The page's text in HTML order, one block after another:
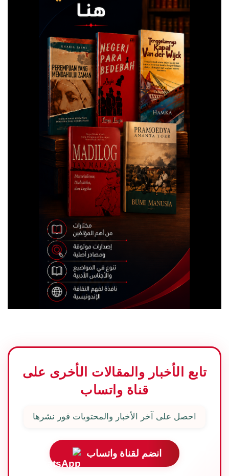
تابع الأخبار والمقالات الأخرى على
قناة واتساب
احصل على آخر الأخبار والمحتويات فور نشرها
انضم لقناة واتساب